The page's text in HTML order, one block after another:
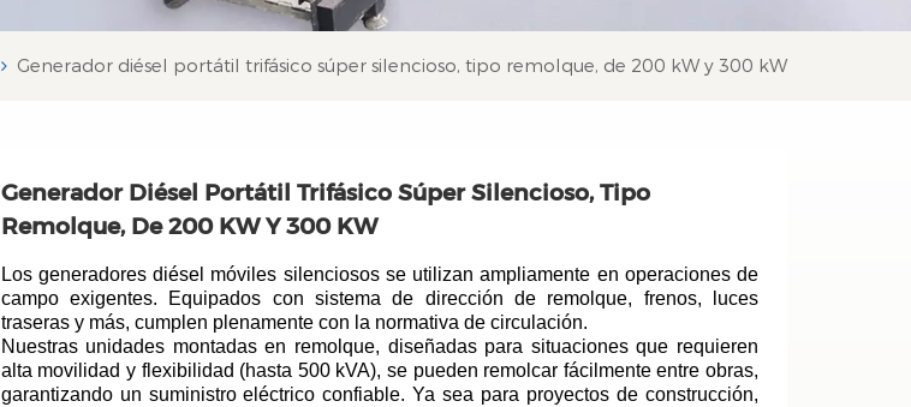
Generador diésel portátil trifásico súper silencioso, tipo remolque, de 200 kW y 300 kW
Generador Diésel Portátil Trifásico Súper Silencioso, Tipo
Remolque, De 200 KW Y 300 KW
Los generadores diésel móviles silenciosos se utilizan ampliamente en operaciones de
campo exigentes. Equipados con sistema de dirección de remolque, frenos, luces
traseras y más, cumplen plenamente con la normativa de circulación.
Nuestras unidades montadas en remolque, diseñadas para situaciones que requieren
alta movilidad y flexibilidad (hasta 500 kVA), se pueden remolcar fácilmente entre obras,
garantizando un suministro eléctrico confiable. Ya sea para proyectos de construcción,